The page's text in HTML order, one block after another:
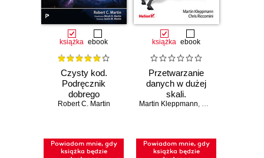
książka ebook
Czysty kod.
Podręcznik
dobrego
programisty.
Robert C. Martin
Powiadom mnie, gdy
książka będzie
książka ebook
Przetwarzanie
danych w dużej
skali.
Niezawodność,
systemów.
Wydanie II
Martin Kleppmann, Chris Riccomini
Powiadom mnie, gdy
książka będzie